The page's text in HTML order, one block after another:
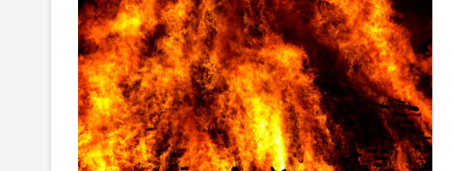
yaşanan
yangınlar